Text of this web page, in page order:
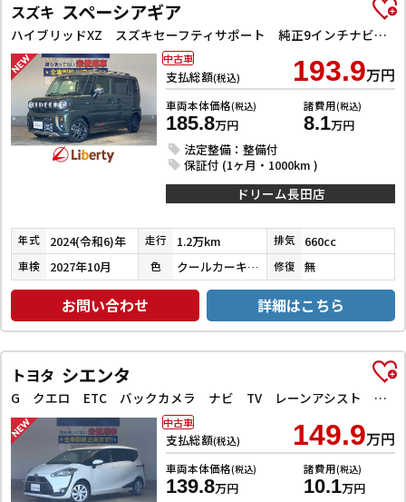
スズキ スペーシアギア
ハイブリッドXZ スズキセーフティサポート 純正9インチナビ TV Bluetooth対応 全方位カメラ 両側自動ドア ヘッドアップディスプレイ アダプティブクルーズコントロール ステアリングヒーター LEDヘッドライ
支払総額(税込) 193.9万円
車両本体価格(税込)
185.8万円
諸費用(税込)
8.1万円
法定整備：整備付
保証付 (1ヶ月・1000km )
中古車
ドリーム長田店
年式 2024(令和6)年 走行 1.2万km 排気 660cc
車検 2027年10月 色 クールカーキパールメタリック／ガンメタリック 修復 無
お問い合わせ 詳細はこちら
トヨタ シエンタ
G クエロ ETC バックカメラ ナビ TV レーンアシスト 衝突被害軽減システム 両側電動スライドドア オートマチックハイビーム オートライト LEDヘッドランプ スマートキー アイドリングストップ
支払総額(税込) 149.9万円
車両本体価格(税込)
139.8万円
諸費用(税込)
10.1万円
中古車